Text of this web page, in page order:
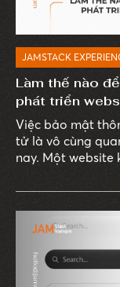
JAMSTACK
Làm thế nào
phát triển
Việc bảo mật
tử là vô cùng
nay. Một
doanh nghiệp
dữ liệu, tổn thất
thương hiệu.